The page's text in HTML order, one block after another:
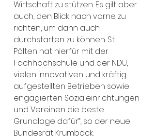
Wirtschaft zu stützen. Es gilt aber
auch, den Blick nach vorne zu
richten, um dann auch
durchstarten zu können. St.
Pölten hat hierfür mit der
Fachhochschule und der NDU,
vielen innovativen und kräftig
aufgestellten Betrieben sowie
engagierten Sozialeinrichtungen
und Vereinen die beste
Grundlage dafür“, so der neue
Bundesrat Krumböck.